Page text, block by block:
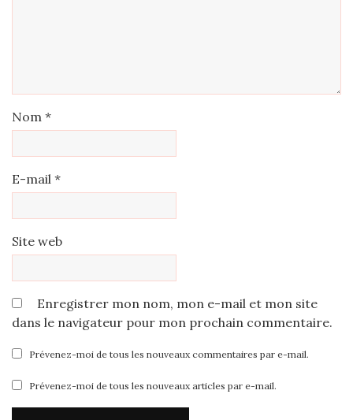
Nom *
E-mail *
Site web
Enregistrer mon nom, mon e-mail et mon site
dans le navigateur pour mon prochain commentaire.
Prévenez-moi de tous les nouveaux commentaires par e-mail.
Prévenez-moi de tous les nouveaux articles par e-mail.